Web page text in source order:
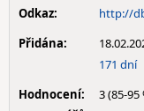
Odkaz:
http://
Přidána:
171 dní
Hodnocení:
3 (85-95